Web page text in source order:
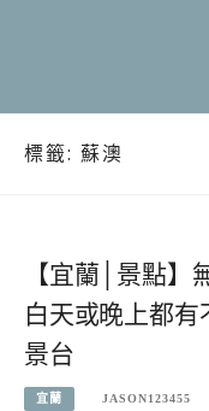
標籤: 蘇澳
【宜蘭│景點】
白天或晚上都
景台
宜蘭 JASON123455